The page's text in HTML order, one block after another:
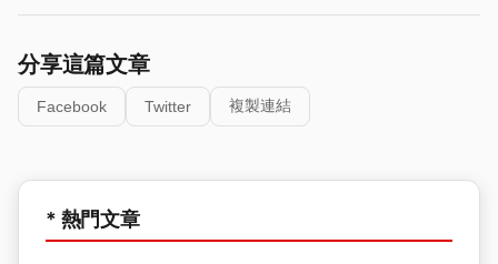
分享這篇文章
Facebook Twitter 複製連結
* 熱門文章